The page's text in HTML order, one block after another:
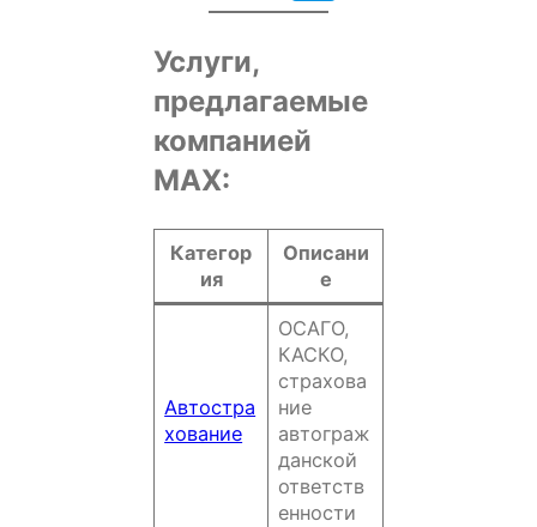
Услуги,
предлагаемые
компанией
MAX:
Категор
ия
Описани
е
Автостра
хование
ОСАГО,
КАСКО,
страхова
ние
автограж
данской
ответств
енности